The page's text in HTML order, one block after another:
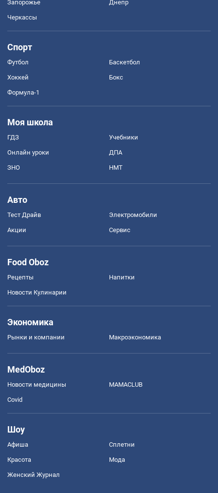
Запорожье Днепр
Черкассы
Спорт
Футбол Баскетбол
Хоккей Бокс
Формула-1
Моя школа
ГДЗ Учебники
Онлайн уроки ДПА
ЗНО НМТ
Авто
Тест Драйв Электромобили
Акции Сервис
Food Oboz
Рецепты Напитки
Новости Кулинарии
Экономика
Рынки и компании Mакроэкономика
MedOboz
Новости медицины MAMACLUB
Covid
Шоу
Афиша Сплетни
Красота Мода
Женский Журнал